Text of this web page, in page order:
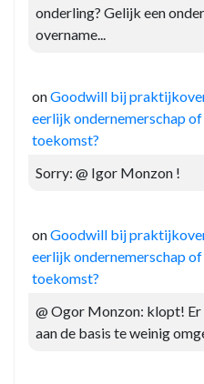
onderling? Gelijk een
overname...
onGoodwill bij
eerlijk ondernemerschap
toekomst?
Sorry: @ Igor Monzon !
onGoodwill bij
eerlijk ondernemerschap
toekomst?
@ Ogor Monzon: klopt!
aan de basis te weinig